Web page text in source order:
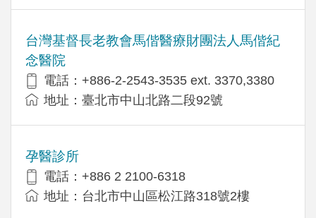
台灣基督長老教會馬偕醫療財團法人馬偕紀
念醫院
電話：+886-2-2543-3535 ext. 3370,3380
地址：臺北市中山北路二段92號
孕醫診所
電話：+886 2 2100-6318
地址：台北市中山區松江路318號2樓